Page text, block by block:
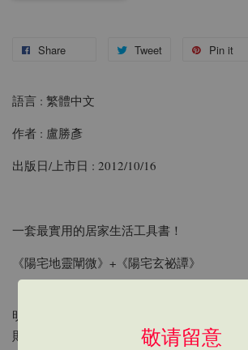
敬请留意
Share Tweet Pin it
語言 : 繁體中文
作者 : 盧勝彥
出版日/上市日 : 2012/10/16
一套最實用的居家生活工具書！
《陽宅地靈闡微》+《陽宅玄祕譚》
明瞭的圖說，讓您輕易辨識各種屋相，掌握
則。原來風水也可以這麼簡單！